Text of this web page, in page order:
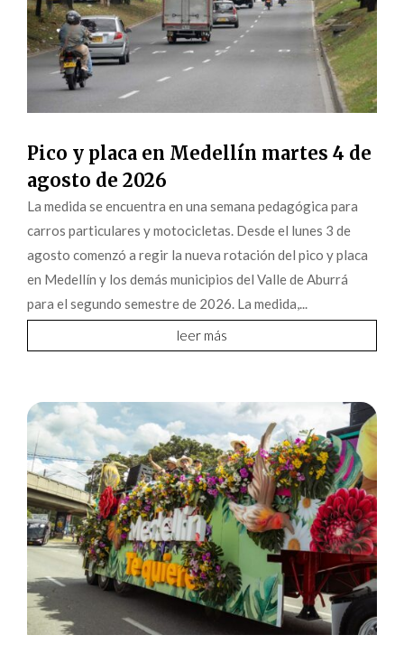
Pico y placa en Medellín martes 4 de
agosto de 2026
La medida se encuentra en una semana pedagógica para
carros particulares y motocicletas. Desde el lunes 3 de
agosto comenzó a regir la nueva rotación del pico y placa
en Medellín y los demás municipios del Valle de Aburrá
para el segundo semestre de 2026. La medida,...
leer más